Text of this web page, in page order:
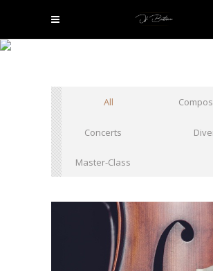
All
Concerts
Master-Class